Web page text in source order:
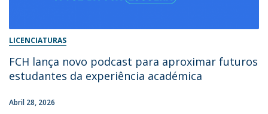
LICENCIATURAS
FCH lança novo podcast para aproximar futuros
estudantes da experiência académica
Abril 28, 2026